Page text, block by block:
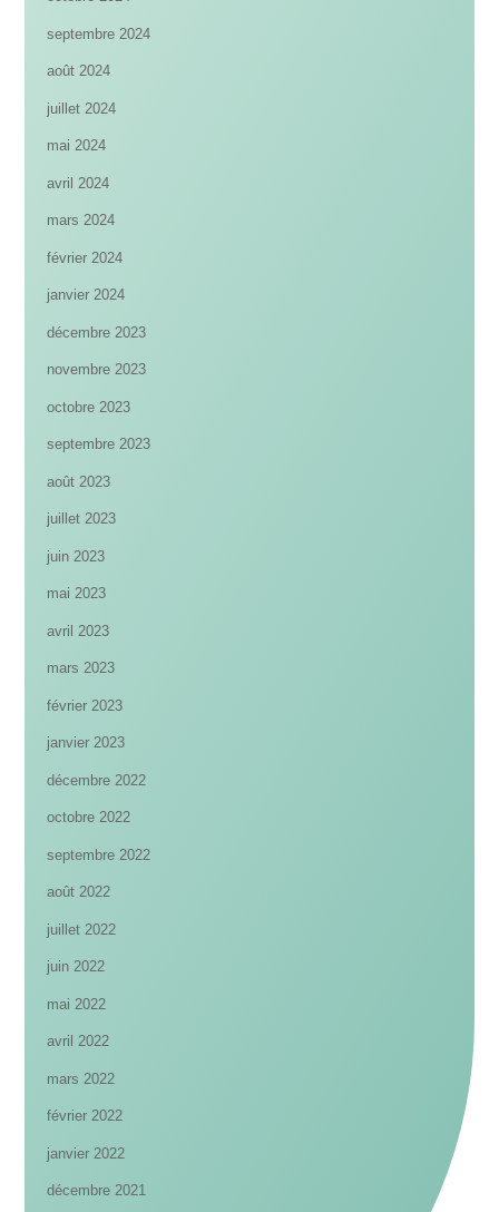
septembre 2024
août 2024
juillet 2024
mai 2024
avril 2024
mars 2024
février 2024
janvier 2024
décembre 2023
novembre 2023
octobre 2023
septembre 2023
août 2023
juillet 2023
juin 2023
mai 2023
avril 2023
mars 2023
février 2023
janvier 2023
décembre 2022
octobre 2022
septembre 2022
août 2022
juillet 2022
juin 2022
mai 2022
avril 2022
mars 2022
février 2022
janvier 2022
décembre 2021